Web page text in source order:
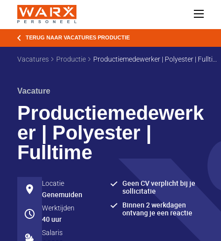
TERUG NAAR VACATURES PRODUCTIE
Vacatures Productie
Vacature
Productiemedewerk
er | Polyester |
Fulltime
Locatie
Genemuiden
Werktijden
40 uur
Salaris
Geen CV verplicht bij je
sollicitatie
Binnen 2 werkdagen
ontvang je een reactie